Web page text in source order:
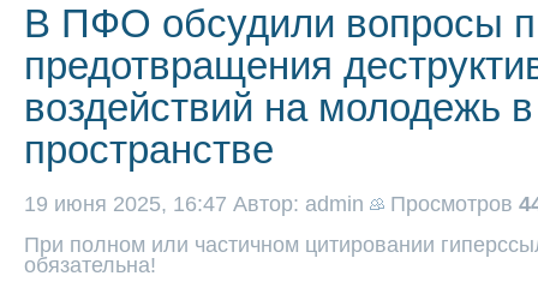
В ПФО обсудили вопросы
предотвращения
воздействий на молодежь
пространстве
19 июня 2025, 16:47 Автор: admin Просмотров
При полном или частичном цитировании
обязательна!